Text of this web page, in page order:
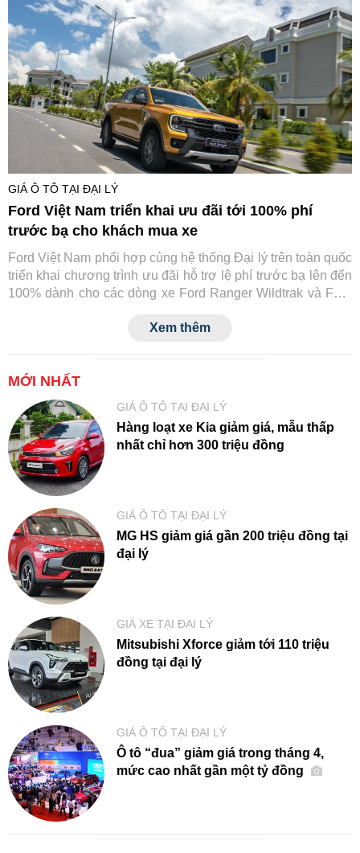
GIÁ Ô TÔ TẠI ĐẠI LÝ
Ford Việt Nam triển khai ưu đãi tới 100% phí
trước bạ cho khách mua xe
Ford Việt Nam phối hợp cùng hệ thống Đại lý trên toàn quốc
triển khai chương trình ưu đãi hỗ trợ lệ phí trước bạ lên đến
100% dành cho các dòng xe Ford Ranger Wildtrak và Ford
Xem thêm
MỚI NHẤT
GIÁ Ô TÔ TẠI ĐẠI LÝ
Hàng loạt xe Kia giảm giá, mẫu thấp
nhất chỉ hơn 300 triệu đồng
GIÁ Ô TÔ TẠI ĐẠI LÝ
MG HS giảm giá gần 200 triệu đồng tại
đại lý
GIÁ XE TẠI ĐẠI LÝ
Mitsubishi Xforce giảm tới 110 triệu
đồng tại đại lý
GIÁ Ô TÔ TẠI ĐẠI LÝ
Ô tô “đua” giảm giá trong tháng 4,
mức cao nhất gần một tỷ đồng